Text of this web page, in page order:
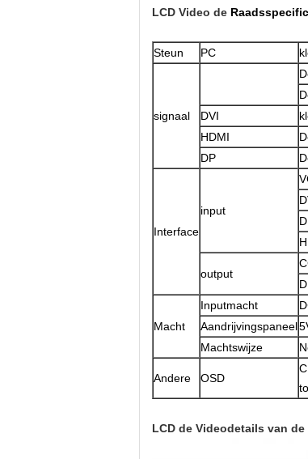
LCD Video de
Steun PC
signaal
DVI
HDMI
DP
Interface
input
output
Macht
Inputmacht
Aandrijvingspaneel
Machtswijze
Andere OSD
LCD de Videodetails van